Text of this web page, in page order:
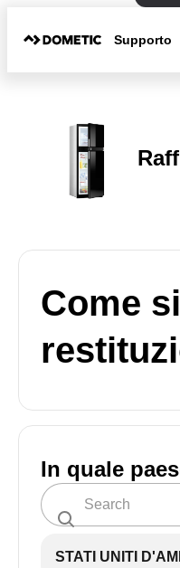
Supporto
Come
In quale
STATI UNITI